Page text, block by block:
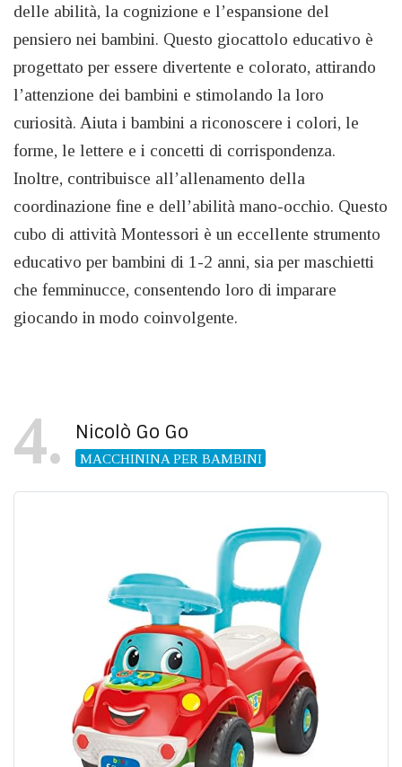
delle abilità, la cognizione e l’espansione del
pensiero nei bambini. Questo giocattolo educativo è
progettato per essere divertente e colorato, attirando
l’attenzione dei bambini e stimolando la loro
curiosità. Aiuta i bambini a riconoscere i colori, le
forme, le lettere e i concetti di corrispondenza.
Inoltre, contribuisce all’allenamento della
coordinazione fine e dell’abilità mano-occhio. Questo
cubo di attività Montessori è un eccellente strumento
educativo per bambini di 1-2 anni, sia per maschietti
che femminucce, consentendo loro di imparare
giocando in modo coinvolgente.
4 Nicolò Go Go
MACCHININA PER BAMBINI